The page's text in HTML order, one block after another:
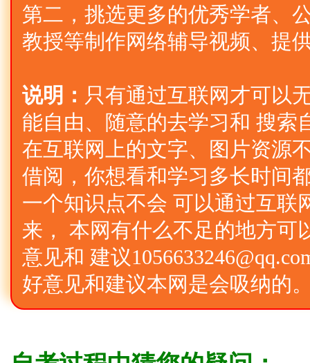
第二，挑选更多的优秀学者、
教授等制作网络辅导视频、提
说明： 只有通过互联网才可以
能自由、随意的去学习和 搜索
在互联网上的文字、图片资源
借阅，你想看和学习多长时间
一个知识点不会 可以通过互联
来， 本网有什么不足的地方可
意见和 建议
好意见和建议本网是会吸纳的